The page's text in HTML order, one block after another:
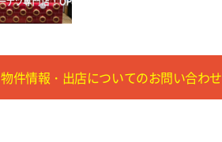
物件情報・出店についてのお問い合わせ